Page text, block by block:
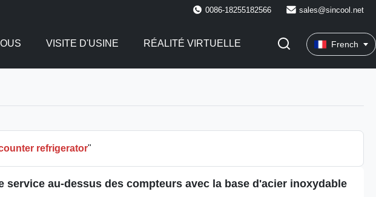
0086-18255182566 sales@sincool.net
VISITE D'USINE RÉALITÉ VIRTUELLE French
refrigerator"
service au-dessus des compteurs avec la base d'acier inoxydable